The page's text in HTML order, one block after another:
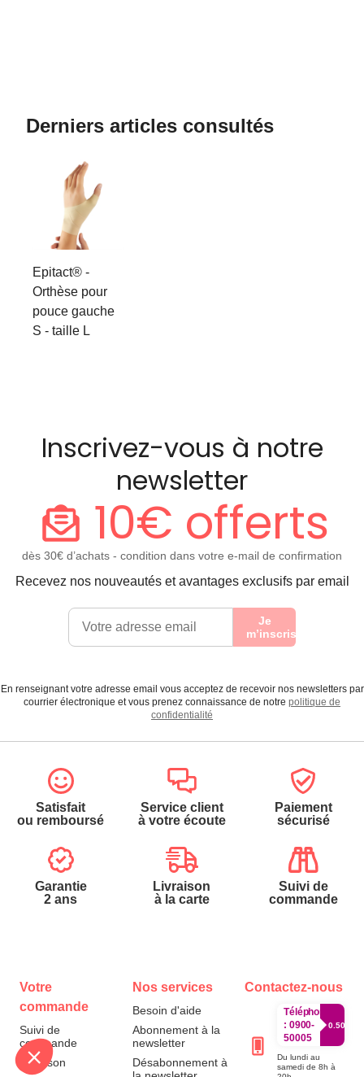
Derniers articles consultés
Epitact® -
Orthèse pour
pouce gauche
S - taille L
Inscrivez-vous à notre
newsletter
10€ offerts
dès 30€ d’achats - condition dans votre e-mail de confirmation
Recevez nos nouveautés et avantages exclusifs par email
Je
m’inscris
En renseignant votre adresse email vous acceptez de recevoir nos newsletters par
courrier électronique et vous prenez connaissance de notre politique de
confidentialité
Satisfait
ou remboursé
Service client
à votre écoute
Paiement
sécurisé
Garantie
2 ans
Livraison
à la carte
Suivi de
commande
Votre
commande
Suivi de
commande
Livraison
Nos services
Besoin d'aide
Abonnement à la
newsletter
Désabonnement à
Contactez-nous
Téléphone
: 0900-
50005
0.50€/
Du lundi au
samedi de 8h à